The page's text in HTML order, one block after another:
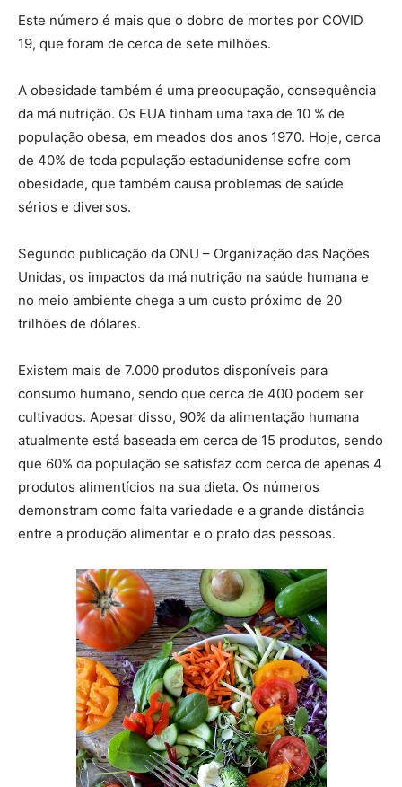
Este número é mais que o dobro de mortes por COVID
19, que foram de cerca de sete milhões.
A obesidade também é uma preocupação, consequência
da má nutrição. Os EUA tinham uma taxa de 10 % de
população obesa, em meados dos anos 1970. Hoje, cerca
de 40% de toda população estadunidense sofre com
obesidade, que também causa problemas de saúde
sérios e diversos.
Segundo publicação da ONU – Organização das Nações
Unidas, os impactos da má nutrição na saúde humana e
no meio ambiente chega a um custo próximo de 20
trilhões de dólares.
Existem mais de 7.000 produtos disponíveis para
consumo humano, sendo que cerca de 400 podem ser
cultivados. Apesar disso, 90% da alimentação humana
atualmente está baseada em cerca de 15 produtos, sendo
que 60% da população se satisfaz com cerca de apenas 4
produtos alimentícios na sua dieta. Os números
demonstram como falta variedade e a grande distância
entre a produção alimentar e o prato das pessoas.